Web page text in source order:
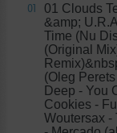
01 01 Clouds
&amp;
Time (Nu
(Original
(Oleg
Deep - You
Cookies -
Woutersax -